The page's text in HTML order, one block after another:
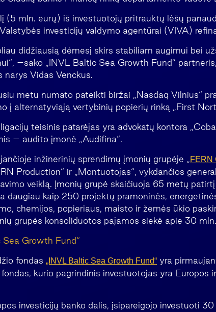
(5 mln. eurų) iš investuotojų pritrauktų lėšų
investicijų valdymo agentūrai (VIVA)
didžiausią dėmesį skirs stabiliam augimui bei
–sako „INVL Baltic Sea Growth Fund”
Vidas Venckus.
metu numato pateikti biržai „Nasdaq Vilnius“
į alternatyviąją vertybinių popierių rinką „First
teisinis patarėjas yra advokatų kontora
– audito įmonė „Audifina“.
inžinerinių sprendimų įmonių grupėje „FERN
Production“ ir „Montuotojas“, vykdančios
veiklą. Įmonių grupė skaičiuoja 65 metų patirtį
daugiau kaip 250 projektų pramoninės,
chemijos, popieriaus, maisto ir žemės ūkio
grupės konsoliduotos pajamos siekė apie 30
Growth Fund“
fondas „INVL Baltic Sea Growth Fund“ yra
kurio pagrindinis investuotojas yra Europos
investicijų banko dalis, įsipareigojo investuoti